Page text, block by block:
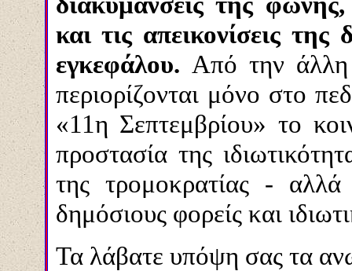
και τις απεικονίσεις
εγκεφάλου. Από την άλλη
περιορίζονται μόνο στο
«11η Σεπτεμβρίου» το
προστασία της
της τρομοκρατίας -
δημόσιους φορείς και
Τα λάβατε υπόψη σας τα